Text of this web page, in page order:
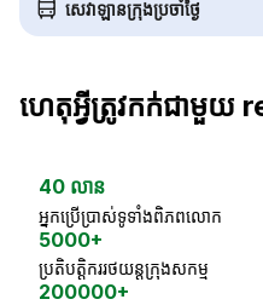
សេវាឡានក្រុងប្រចាំថ្ងៃ
ហេតុអ្វីត្រូវកក់ជាមួយ
40 លាន
អ្នកប្រើប្រាស់ទូទាំងពិភពលោក
5000+
ប្រតិបត្តិកររថយន្តក្រុងសកម្ម
200000+